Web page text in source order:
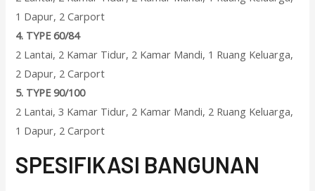
1 Dapur, 2 Carport
4. TYPE 60/84
2 Lantai, 2 Kamar Tidur, 2 Kamar Mandi, 1 Ruang Keluarga,
2 Dapur, 2 Carport
5. TYPE 90/100
2 Lantai, 3 Kamar Tidur, 2 Kamar Mandi, 2 Ruang Keluarga,
1 Dapur, 2 Carport
SPESIFIKASI BANGUNAN